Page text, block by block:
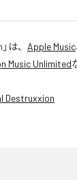
」は、 Apple Music
Music Unlimited
Destruxxion